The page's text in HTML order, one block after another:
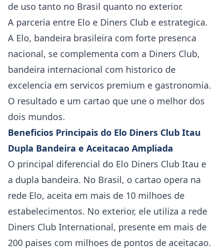
de uso tanto no Brasil quanto no exterior.
A parceria entre Elo e Diners Club e estrategica.
A Elo, bandeira brasileira com forte presenca
nacional, se complementa com a Diners Club,
bandeira internacional com historico de
excelencia em servicos premium e gastronomia.
O resultado e um cartao que une o melhor dos
dois mundos.
Beneficios Principais do Elo Diners Club Itau
Dupla Bandeira e Aceitacao Ampliada
O principal diferencial do Elo Diners Club Itau e
a dupla bandeira. No Brasil, o cartao opera na
rede Elo, aceita em mais de 10 milhoes de
estabelecimentos. No exterior, ele utiliza a rede
Diners Club International, presente em mais de
200 paises com milhoes de pontos de aceitacao.